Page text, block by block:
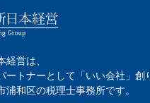
経営は、
ートナーとして「いい会社」創
浦和区の税理士事務所です。